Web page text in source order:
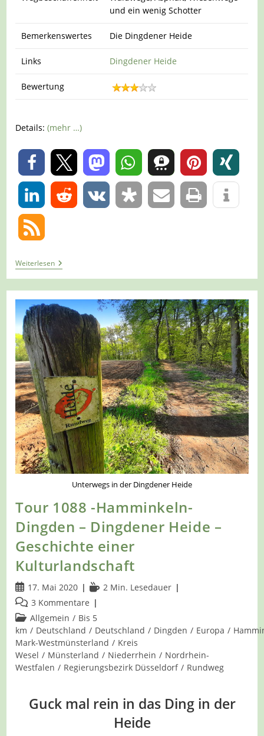
und ein wenig Schotter
Bemerkenswertes Die Dingdener Heide
Links Dingdener Heide
Bewertung
Details:(mehr …)
0
0
WeiterlesenTour
1222
–
Hamminkeln-
Dingden
–
Dingdener
Heide
Landstreifer
Zeitreise
Unterwegs in der Dingdener Heide
Tour 1088 -Hamminkeln-
Dingden – Dingdener Heide –
Geschichte einer
Kulturlandschaft
Beitrag
veröffentlicht:
17. Mai 2020 Lesedauer:
2 Min. Lesedauer
Beitrags-
Kommentare:
3 Kommentare
Beitrags-
Kategorie:
Allgemein / Bis 5
km / Deutschland / Deutschland / Dingden / Europa /
Mark-Westmünsterland / Kreis
Wesel / Münsterland / Niederrhein / Nordrhein-
Westfalen / Regierungsbezirk Düsseldorf / Rundweg
Guck mal rein in das Ding in der
Heide